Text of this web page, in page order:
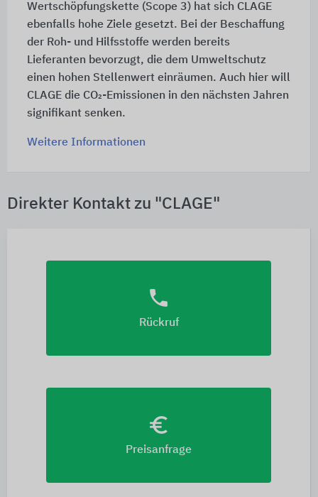
Wertschöpfungskette (Scope 3) hat sich CLAGE
ebenfalls hohe Ziele gesetzt. Bei der Beschaffung
der Roh- und Hilfsstoffe werden bereits
Lieferanten bevorzugt, die dem Umweltschutz
einen hohen Stellenwert einräumen. Auch hier will
CLAGE die CO₂-Emissionen in den nächsten Jahren
signifikant senken.
Weitere Informationen
Direkter Kontakt zu "CLAGE"
phone
Rückruf
euro_symbol
Preisanfrage